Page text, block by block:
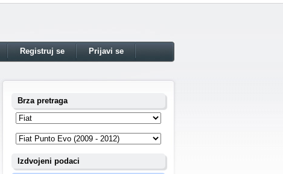
Registruj se Prijavi se
Brza pretraga
Izdvojeni podaci